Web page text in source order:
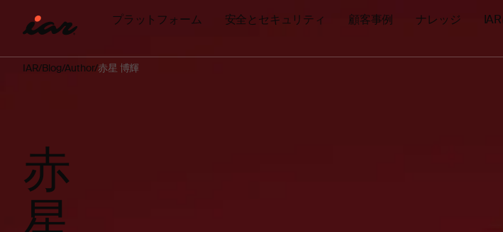
プラットフォーム 安全とセキュリティ 顧客事例 ナレッジ
IAR Blog Author 赤星 博輝
赤